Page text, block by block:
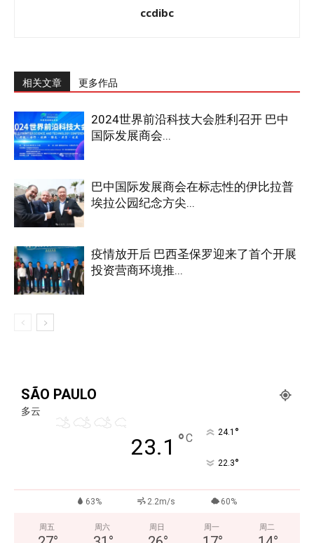
ccdibc
相关文章 更多作品
2024世界前沿科技大会胜利召开 巴中
国际发展商会...
巴中国际发展商会在标志性的伊比拉普
埃拉公园纪念方尖...
疫情放开后 巴西圣保罗迎来了首个开展
投资营商环境推...
SÃO PAULO
多云
23.1 °C 24.1 °
22.3°
63% 2.2m/s 60%
周五 周六 周日 周一 周二